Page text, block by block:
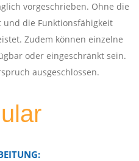
vorgeschrieben. Ohne die
und die Funktionsfähigkeit
Zudem können einzelne
oder eingeschränkt sein.
ausgeschlossen.